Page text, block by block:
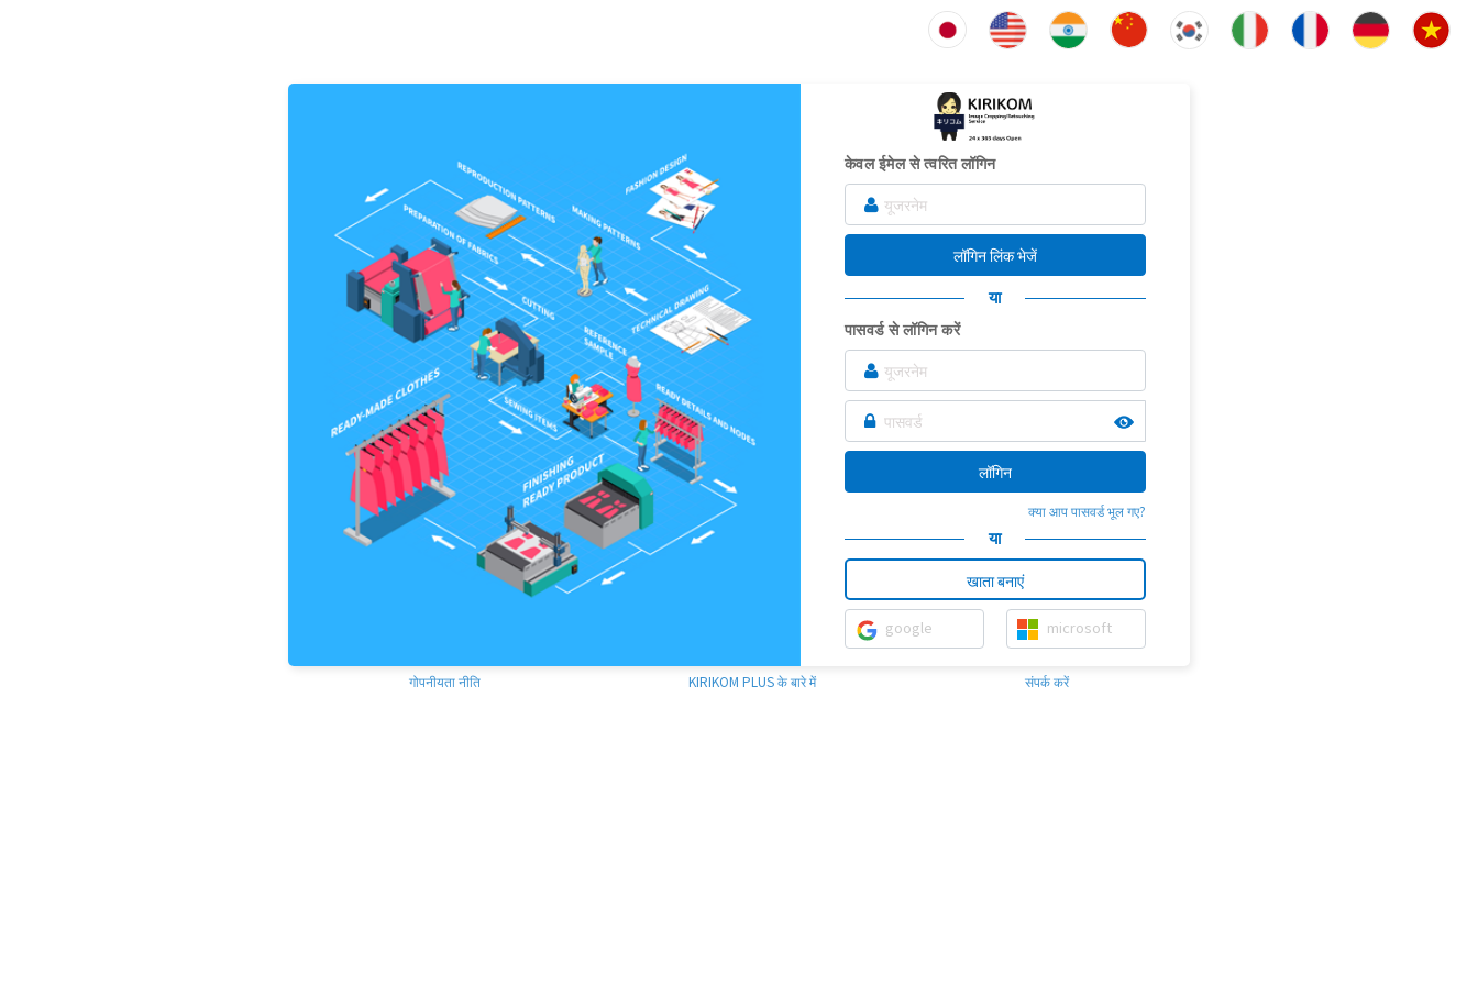
केवल ईमेल से त्वरित लॉगिन
लॉगिन लिंक भेजें
या
पासवर्ड से लॉगिन करें
लॉगिन
क्या आप पासवर्ड भूल गए?
या
खाता बनाएं
google microsoft
गोपनीयता नीति KIRIKOM PLUS के बारे में संपर्क करें